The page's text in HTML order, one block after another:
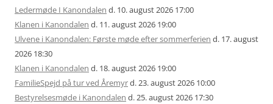
Ledermøde I Kanondalen d. 10. august 2026 17:00
Klanen i Kanondalen d. 11. august 2026 19:00
Ulvene i Kanondalen: Første møde efter sommerferien d. 17. august
2026 18:30
Klanen i Kanondalen d. 18. august 2026 19:00
FamilieSpejd på tur ved Åremyrd. 23. august 2026 10:00
Bestyrelsesmøde i Kanondalen d. 25. august 2026 17:30